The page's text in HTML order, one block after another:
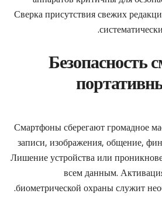
Сверка присутствия свежих
Безопасность
Смартфоны сберегают громадное
записи, изображения, общение,
Лишение устройства или
всем данным.
биометрической охраны служит